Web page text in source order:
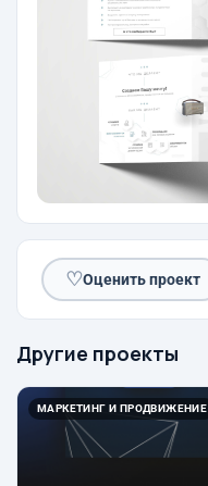
♡Оценить проект
Другие проекты
МАРКЕТИНГ И ПРОДВИЖЕНИЕ